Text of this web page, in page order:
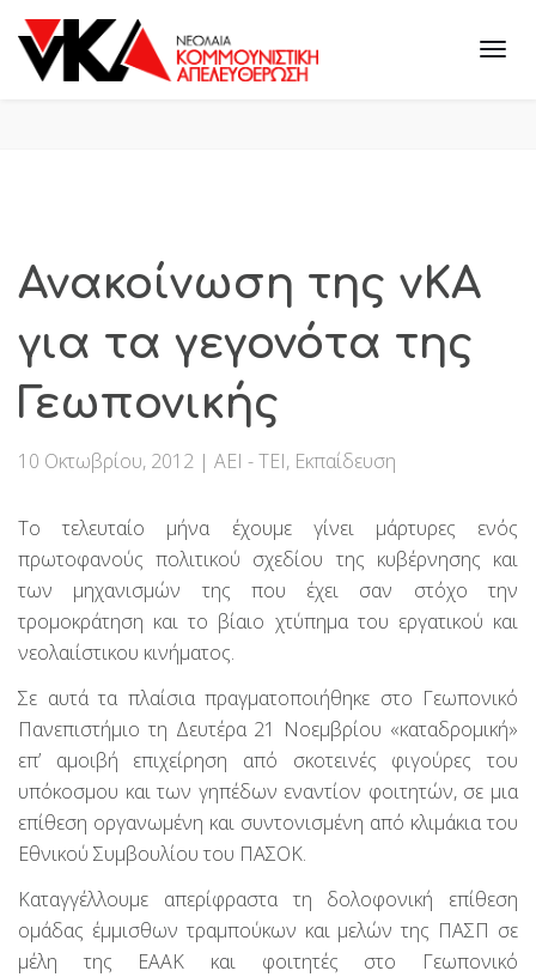
Ανακοίνωση της νΚΑ
για τα γεγονότα της
Γεωπονικής
10 Οκτωβρίου, 2012 | ΑΕΙ - ΤΕΙ, Εκπαίδευση
Το τελευταίο μήνα έχουμε γίνει μάρτυρες ενός
πρωτοφανούς πολιτικού σχεδίου της κυβέρνησης και
των μηχανισμών της που έχει σαν στόχο την
τρομοκράτηση και το βίαιο χτύπημα του εργατικού και
νεολαιίστικου κινήματος.
Σε αυτά τα πλαίσια πραγματοποιήθηκε στο Γεωπονικό
Πανεπιστήμιο τη Δευτέρα 21 Νοεμβρίου «καταδρομική»
επ’ αμοιβή επιχείρηση από σκοτεινές φιγούρες του
υπόκοσμου και των γηπέδων εναντίον φοιτητών, σε μια
επίθεση οργανωμένη και συντονισμένη από κλιμάκια του
Εθνικού Συμβουλίου του ΠΑΣΟΚ.
Καταγγέλλουμε απερίφραστα τη δολοφονική επίθεση
ομάδας έμμισθων τραμπούκων και μελών της ΠΑΣΠ σε
μέλη της ΕΑΑΚ και φοιτητές στο Γεωπονικό